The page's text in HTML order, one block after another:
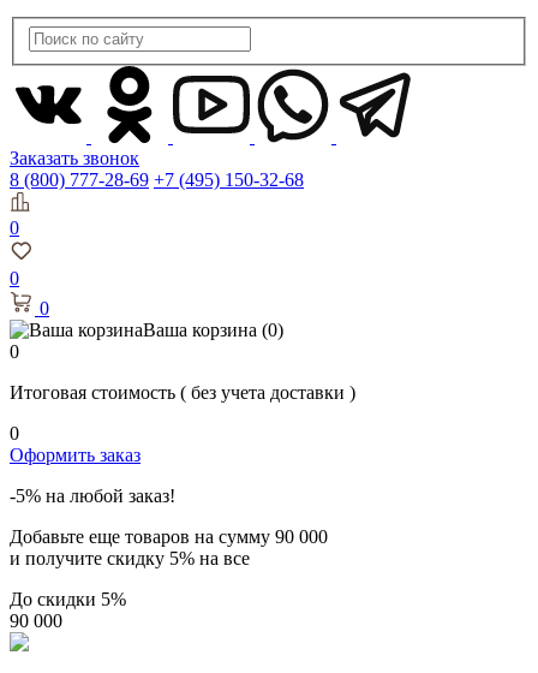
Заказать звонок
8 (800) 777-28-69 +7 (495) 150-32-68
0
0
0
Ваша корзина (0)
0
Итоговая стоимость ( без учета доставки )
0
Оформить заказ
-5% на любой заказ!
Добавьте еще товаров на сумму 90 000
и получите скидку 5% на все
До скидки 5%
90 000